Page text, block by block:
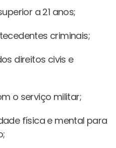
a 21 anos;
criminais;
direitos civis e
o serviço militar;
física e mental para